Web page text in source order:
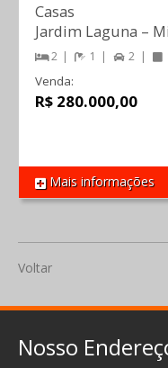
REF 1517
Casas
Jardim Laguna –
2 1 2
Venda:
R$ 280.000,00
Mais informações
Voltar
Nosso